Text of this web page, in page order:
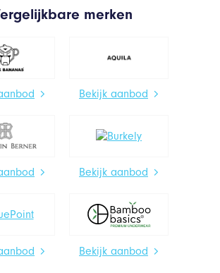
merken
Bekijk aanbod
Bekijk aanbod
Bekijk aanbod